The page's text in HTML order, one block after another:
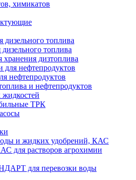
химикатов
дизельного топлива
топлива
хранения дизтоплива
для нефтепродуктов
нефтепродуктов
и нефтепродуктов
ТРК
и жидких удобрений, КАС
для растворов агрохимии
для перевозки воды